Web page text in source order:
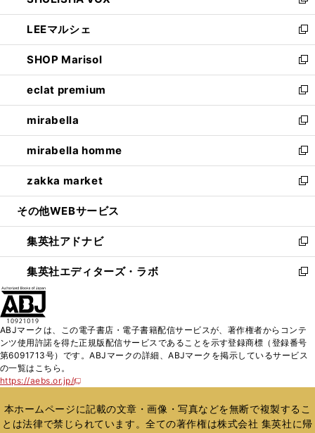
開
く
ウ
で
開
く
ン
ド
ウ
で
開
く
ウ
ィ
ン
ド
ウ
で
開
く
し
い
ウ
ィ
ン
ド
ウ
で
開
く
LEEマルシェ
新
し
い
ウ
ィ
ン
ド
ウ
で
開
く
SHOP Marisol
新
し
い
ウ
ィ
ン
ド
ウ
で
開
eclat premium
新
し
い
ウ
ィ
ン
ド
ウ
開
く
mirabella
新
し
い
ウ
ィ
ン
ウ
で
開
く
mirabella homme
新
し
い
ウ
ン
ド
ウ
で
zakka market
新
し
ウ
ィ
ン
ド
く
その他WEBサービス
集英社アドナビ
新
し
い
ド
ウ
で
集英社エディターズ・ラボ
新
ィ
ン
ド
開
く
ABJマークは、この電子書店・電子書籍配信サービスが、著作権者からコンテ
ンツ使用許諾を得た正規版配信サービスであることを示す登録商標（登録番号
第6091713号）です。ABJマークの詳細、ABJマークを掲示しているサービス
の一覧はこちら。
https://aebs.or.jp/
新
い
ウ
ィ
本ホームページに記載の文章・画像・写真などを無断で複製するこ
とは法律で禁じられています。全ての著作権は株式会社 集英社に帰